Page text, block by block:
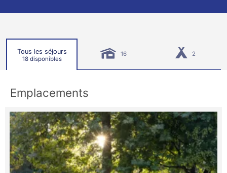
Tous les séjours
18 disponibles
16 2
Emplacements